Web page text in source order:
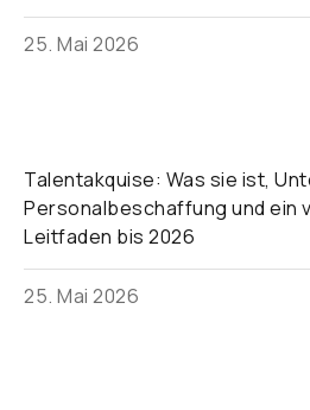
25. Mai 2026
Talentakquise: Was sie ist,
Personalbeschaffung und ein
Leitfaden bis 2026
25. Mai 2026